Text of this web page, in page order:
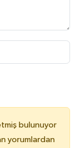
bulunuyor
yorumlardan